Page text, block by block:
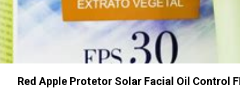
Red Apple Protetor Solar Facial Oil Control